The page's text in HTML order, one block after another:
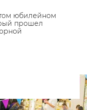
юбилейном
прошел